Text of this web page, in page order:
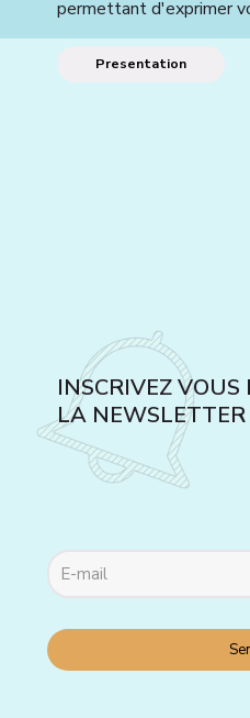
permettant d'exprimer
Presentation
INSCRIVEZ VOUS
LA NEWSLETTER